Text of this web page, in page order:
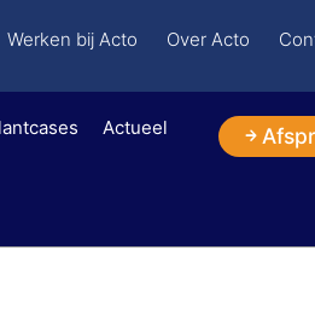
Werken bij Acto Over Acto
Actueel